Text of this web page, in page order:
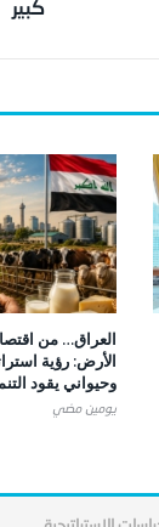
كبير
العراق… من
الأرض: رؤية
وحيواني يقود
يومين ‎مضي